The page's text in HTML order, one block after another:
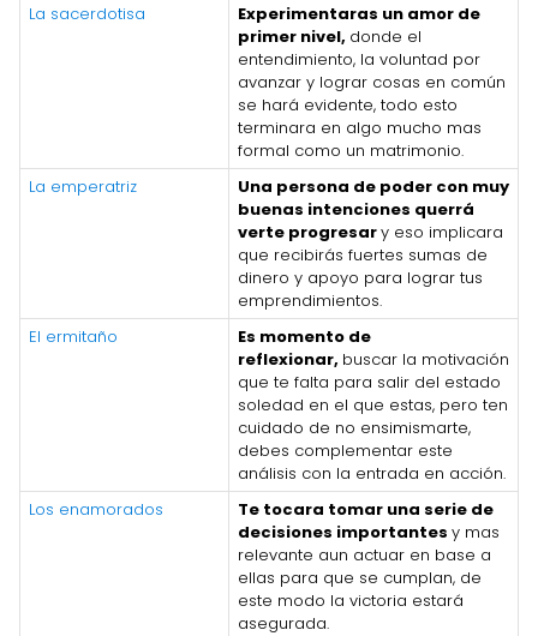
La sacerdotisa
Experimentaras un amor de
primer nivel, donde el
entendimiento, la voluntad por
avanzar y lograr cosas en común
se hará evidente, todo esto
terminara en algo mucho mas
formal como un matrimonio.
La emperatriz
Una persona de poder con muy
buenas intenciones querrá
verte progresary eso implicara
que recibirás fuertes sumas de
dinero y apoyo para lograr tus
emprendimientos.
El ermitaño
Es momento de
reflexionar, buscar la motivación
que te falta para salir del estado
soledad en el que estas, pero ten
cuidado de no ensimismarte,
debes complementar este
análisis con la entrada en acción.
Los enamorados
Te tocara tomar una serie de
decisiones importantes y mas
relevante aun actuar en base a
ellas para que se cumplan, de
este modo la victoria estará
asegurada.